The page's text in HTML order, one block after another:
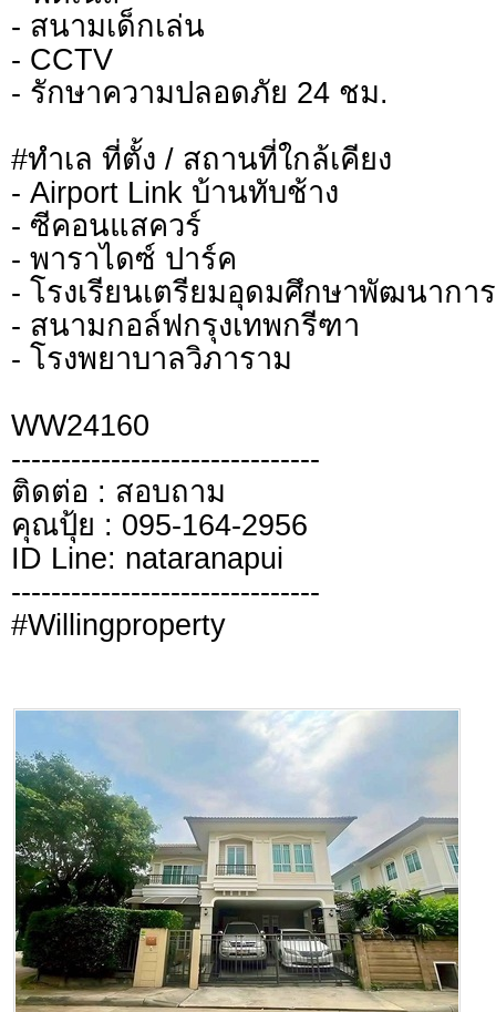
- สนามเด็กเล่น
- CCTV
- รักษาความปลอดภัย 24 ชม.
#ทำเล ที่ตั้ง / สถานที่ใกล้เคียง
- Airport Link บ้านทับช้าง
- ซีคอนแสควร์
- พาราไดซ์ ปาร์ค
- โรงเรียนเตรียมอุดมศึกษาพัฒนาการ
- สนามกอล์ฟกรุงเทพกรีฑา
- โรงพยาบาลวิภาราม
WW24160
-------------------------------
ติดต่อ : สอบถาม
คุณปุ้ย : 095-164-2956
ID Line: nataranapui
-------------------------------
#Willingproperty